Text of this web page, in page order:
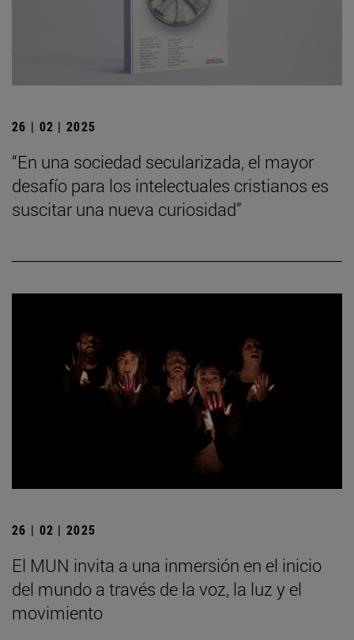
26 | 02 | 2025
“En una sociedad secularizada, el mayor
desafío para los intelectuales cristianos es
suscitar una nueva curiosidad”
26 | 02 | 2025
El MUN invita a una inmersión en el inicio
del mundo a través de la voz, la luz y el
movimiento